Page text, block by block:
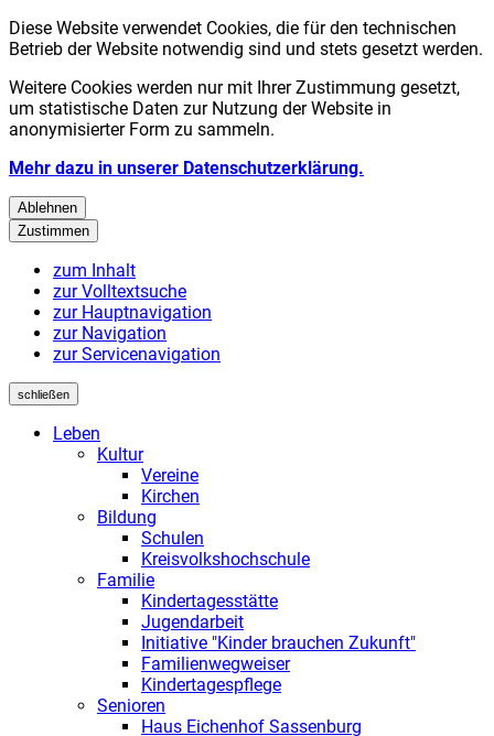
Diese Website verwendet Cookies, die für den technischen
Betrieb der Website notwendig sind und stets gesetzt werden.
Weitere Cookies werden nur mit Ihrer Zustimmung gesetzt,
um statistische Daten zur Nutzung der Website in
anonymisierter Form zu sammeln.
Mehr dazu in unserer Datenschutzerklärung.
Ablehnen
Zustimmen
zum Inhalt
zur Volltextsuche
zur Hauptnavigation
zur Navigation
zur Servicenavigation
schließen
Leben
Kultur
Vereine
Kirchen
Bildung
Schulen
Kreisvolkshochschule
Familie
Kindertagesstätte
Jugendarbeit
Initiative "Kinder brauchen Zukunft"
Familienwegweiser
Kindertagespflege
Senioren
Haus Eichenhof Sassenburg